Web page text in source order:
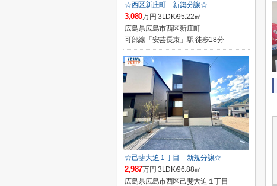
☆西区新庄町 新築分譲☆
3,080万円 3LDK/95.22㎡
広島県広島市西区新庄町
可部線「安芸長束」駅 徒歩18分
☆己斐大迫１丁目 新規分譲☆
2,987万円 3LDK/96.88㎡
広島県広島市西区己斐大迫１丁目